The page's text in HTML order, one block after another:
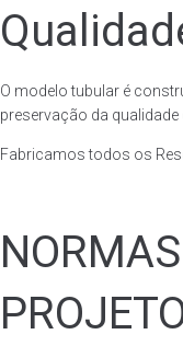
O modelo tubular é
preservação da
Fabricamos todos os